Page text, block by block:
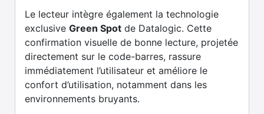
Le lecteur intègre également la technologie
exclusive Green Spot de Datalogic. Cette
confirmation visuelle de bonne lecture, projetée
directement sur le code-barres, rassure
immédiatement l’utilisateur et améliore le
confort d’utilisation, notamment dans les
environnements bruyants.